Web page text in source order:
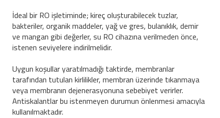
İdeal bir RO işletiminde; kireç oluşturabilecek tuzlar,
bakteriler, organik maddeler, yağ ve gres, bulanıklık, demir
ve mangan gibi değerler, su RO cihazına verilmeden önce,
istenen seviyelere indirilmelidir.
Uygun koşullar yaratılmadığı taktirde, membranlar
tarafından tutulan kirlilikler, membran üzerinde tıkanmaya
veya membranın dejenerasyonuna sebebiyet verirler.
Antiskalantlar bu istenmeyen durumun önlenmesi amacıyla
kullanılmaktadır.